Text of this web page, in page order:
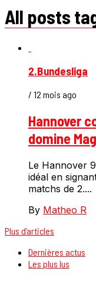
All posts
2.Bundesliga
/ 12 mois ago
Hannover
domine
Le Hannover
idéal en
matchs de 2....
By Matheo R
Plus d’articles
Dernières actus
Les plus lus